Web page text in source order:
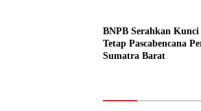
BNPB Serahkan
Tetap Pascabencana
Sumatra Barat